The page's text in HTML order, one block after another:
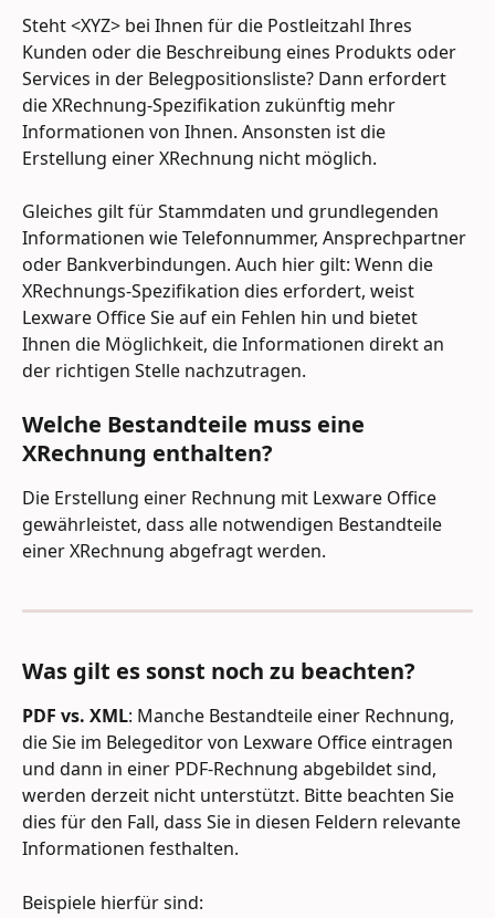
Steht <XYZ> bei Ihnen für die Postleitzahl Ihres
Kunden oder die Beschreibung eines Produkts oder
Services in der Belegpositionsliste? Dann erfordert
die XRechnung-Spezifikation zukünftig mehr
Informationen von Ihnen. Ansonsten ist die
Erstellung einer XRechnung nicht möglich.
Gleiches gilt für Stammdaten und grundlegenden
Informationen wie Telefonnummer, Ansprechpartner
oder Bankverbindungen. Auch hier gilt: Wenn die
XRechnungs-Spezifikation dies erfordert, weist
Lexware Office Sie auf ein Fehlen hin und bietet
Ihnen die Möglichkeit, die Informationen direkt an
der richtigen Stelle nachzutragen.
Welche Bestandteile muss eine
XRechnung enthalten?
Die Erstellung einer Rechnung mit Lexware Office
gewährleistet, dass alle notwendigen Bestandteile
einer XRechnung abgefragt werden.
Was gilt es sonst noch zu beachten?
PDF vs. XML: Manche Bestandteile einer Rechnung,
die Sie im Belegeditor von Lexware Office eintragen
und dann in einer PDF-Rechnung abgebildet sind,
werden derzeit nicht unterstützt. Bitte beachten Sie
dies für den Fall, dass Sie in diesen Feldern relevante
Informationen festhalten.
Beispiele hierfür sind: